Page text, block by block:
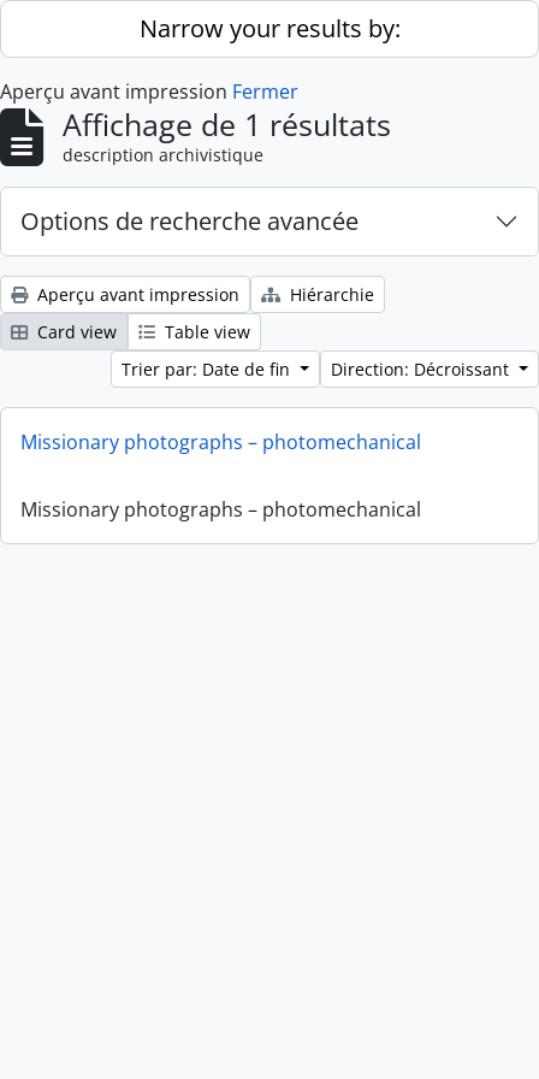
Skip to main contentNarrow your results by:
Aperçu avant impression Fermer
Affichage de 1 résultats
description archivistique
Options de recherche avancée
Aperçu avant impression
Hiérarchie
Card view
Table view
Trier par: Date de fin
Direction: Décroissant
Missionary photographs – photomechanical
Missionary photographs – photomechanical